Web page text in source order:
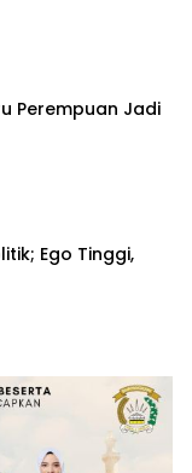
Perempuan Jadi
Ego Tinggi,